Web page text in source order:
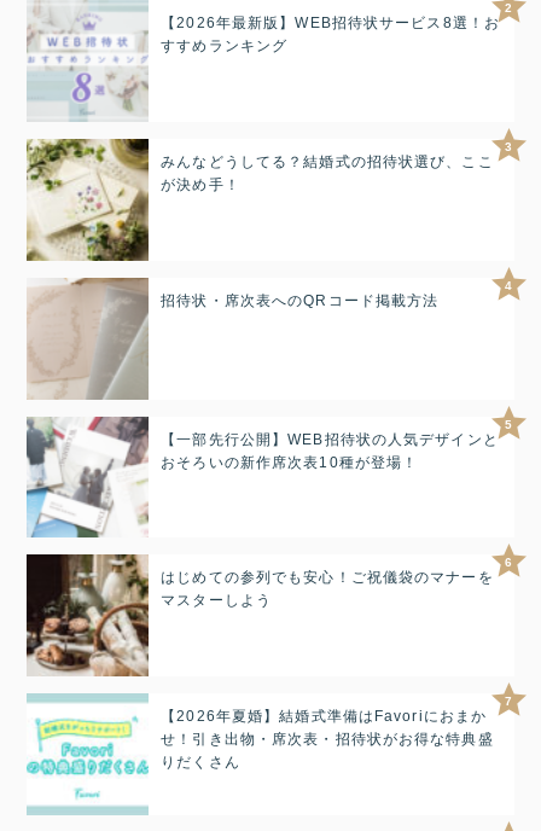
2
【2026年最新版】WEB招待状サービス8選！お
すすめランキング
3
みんなどうしてる？結婚式の招待状選び、ここ
が決め手！
4
招待状・席次表へのQRコード掲載方法
5
【一部先行公開】WEB招待状の人気デザインと
おそろいの新作席次表10種が登場！
6
はじめての参列でも安心！ご祝儀袋のマナーを
マスターしよう
7
【2026年夏婚】結婚式準備はFavoriにおまか
せ！引き出物・席次表・招待状がお得な特典盛
りだくさん